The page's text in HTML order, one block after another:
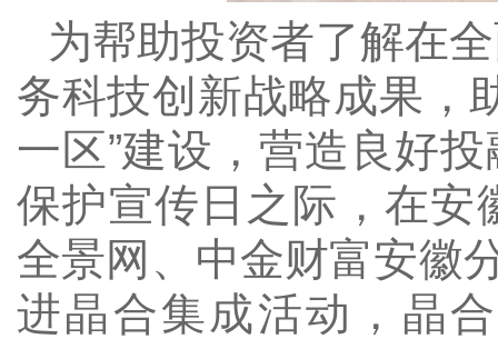
为帮助投资者了解在
务科技创新战略成果，
一区”建设，营造良好
保护宣传日之际 ，在
全景网、中金财富安徽
进晶合集成活动 ，晶